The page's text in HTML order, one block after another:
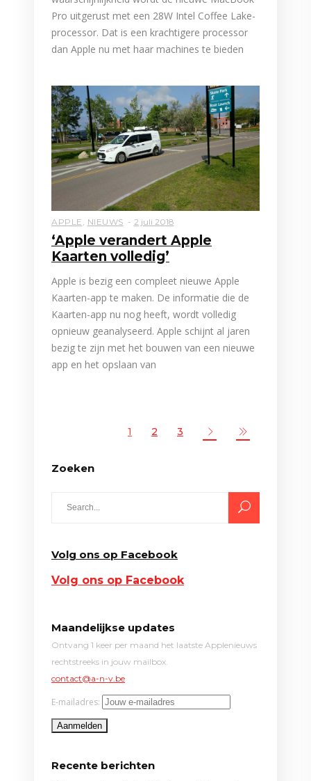
Pro uitgerust met een 28W Intel Coffee Lake-
processor. Dat is een krachtigere processor
dan Apple nu met haar machines te bieden
APPLE NIEUWS 2 juli 2018
‘Apple verandert Apple
Kaarten volledig’
Apple is bezig een compleet nieuwe Apple
Kaarten-app te maken. De informatie die de
Kaarten-app nu nog heeft, wordt volledig
opnieuw geanalyseerd. Apple schijnt al jaren
bezig te zijn met het bouwen van een nieuwe
app en het opslaan van
1 2 3
Zoeken
Volg ons op Facebook
Volg ons op Facebook
Maandelijkse updates
Ontvang 1 keer per maand het laatste Applenieuws
rechtstreeks in jouw mailbox.
contact@a-n-v.be
E-mailadres:
Recente berichten